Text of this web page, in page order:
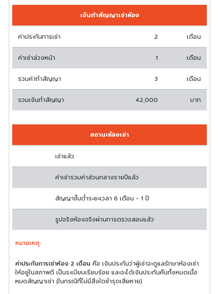
เงินทำสัญญาเช่าห้อง
ค่าประกันการเช่า 2 เดือน
ค่าเช่าล่วงหน้า 1 เดือน
รวมค่าทำสัญญา 3 เดือน
รวมเงินทำสัญญา 42,000 บาท
สถานะห้องเช่า
เช่าแล้ว
ค่าเช่ารวมค่าส่วนกลางรายปีแล้ว
สัญญาขั้นต่ำระยะเวลา 6 เดือน - 1 ปี
รูปจริงห้องจริงผ่านการตรวจสอบแล้ว
หมายเหตุ:
ค่าประกันการเช่าห้อง 2 เดือน คือ เงินประกันว่าผู้เช่าจะดูแลรักษาห้องเช่า
ให้อยู่ในสภาพดี เป็นระเบียบเรียบร้อย และจะได้เงินประกันคืนทั้งหมดเมื่อ
หมดสัญญาเช่า (ในกรณีที่ไม่มีสิ่งใดชำรุดเสียหาย)